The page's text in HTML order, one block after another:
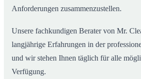
Anforderungen zusammenzustellen.
Unsere fachkundigen Berater von Mr.
langjährige Erfahrungen in der
und wir stehen Ihnen täglich für alle
Verfügung.